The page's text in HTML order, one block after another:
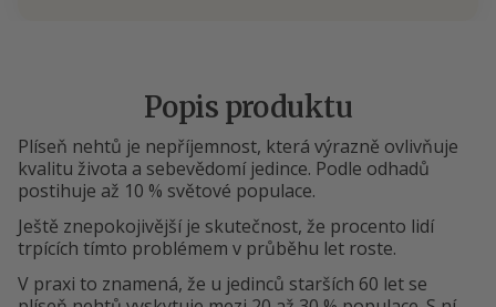
Popis produktu
Plíseň nehtů je nepříjemnost, která výrazně ovlivňuje
kvalitu života a sebevědomí jedince. Podle odhadů
postihuje až 10 % světové populace.
Ještě znepokojivější je skutečnost, že procento lidí
trpících tímto problémem v průběhu let roste.
V praxi to znamená, že u jedinců starších 60 let se